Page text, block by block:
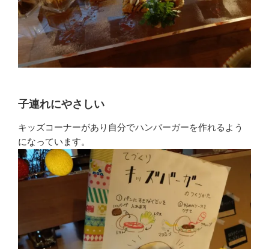
子連れにやさしい
キッズコーナーがあり自分でハンバーガーを作れるよう
になっています。